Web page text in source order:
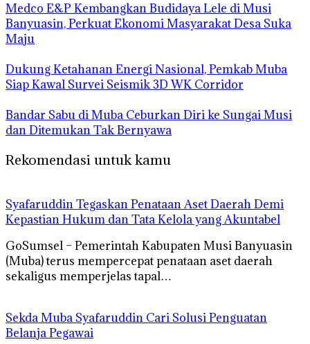
Medco E&P Kembangkan Budidaya Lele di Musi
Banyuasin, Perkuat Ekonomi Masyarakat Desa Suka
Maju
Dukung Ketahanan Energi Nasional, Pemkab Muba
Siap Kawal Survei Seismik 3D WK Corridor
Bandar Sabu di Muba Ceburkan Diri ke Sungai Musi
dan Ditemukan Tak Bernyawa
Rekomendasi untuk kamu
Syafaruddin Tegaskan Penataan Aset Daerah Demi
Kepastian Hukum dan Tata Kelola yang Akuntabel
GoSumsel – Pemerintah Kabupaten Musi Banyuasin
(Muba) terus mempercepat penataan aset daerah
sekaligus memperjelas tapal…
Sekda Muba Syafaruddin Cari Solusi Penguatan
Belanja Pegawai